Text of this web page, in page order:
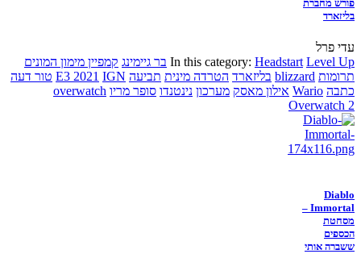
פורש מחברת
בליזארד
עדי פרל
In this category: Headstart Level Up בר גיימינג קמפיין מימון המונים
תרומות blizzard בליזארד הטרדה מינית תביעה E3 2021 IGN
טור דעה
כתבה Wario אילון מאסק מערכון נינטנדו סופר מריו overwatch
Overwatch 2
Diablo
Immortal –
מסחטת
הכספים
ששברה אותי